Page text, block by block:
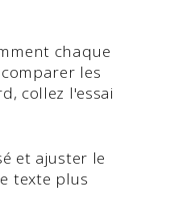
chaque
les
collez l'essai
et ajuster le
texte plus